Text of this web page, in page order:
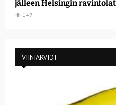
jälleen Helsingin ravintolat
147
VIINIARVIOT